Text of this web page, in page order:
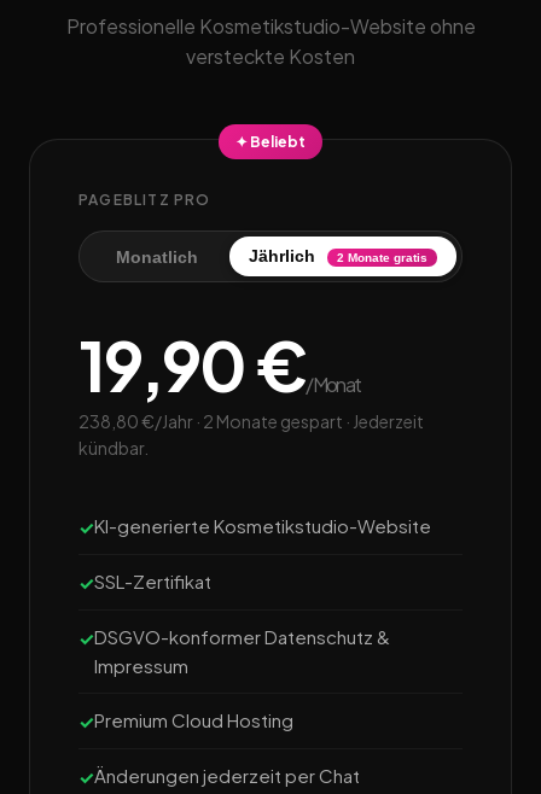
Professionelle Kosmetikstudio-Website ohne
versteckte Kosten
✦ Beliebt
PAGEBLITZ PRO
Monatlich Jährlich 2 Monate gratis
19,90 €/Monat
238,80 €/Jahr · 2 Monate gespart · Jederzeit
kündbar.
KI-generierte Kosmetikstudio-Website
SSL-Zertifikat
DSGVO-konformer Datenschutz &
Impressum
Premium Cloud Hosting
Änderungen jederzeit per Chat